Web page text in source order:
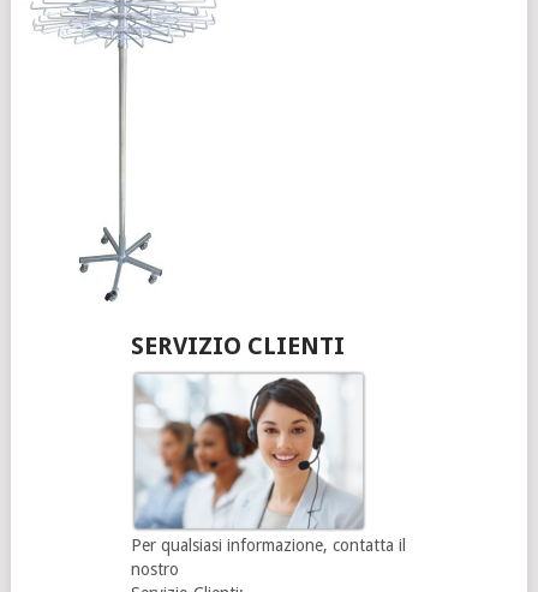
SERVIZIO CLIENTI
Per qualsiasi informazione, contatta il
nostro